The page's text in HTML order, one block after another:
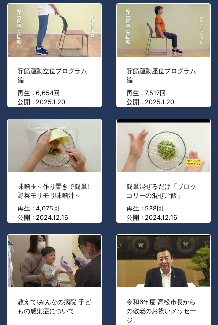
貯筋運動立位プログラム
編
再生 : 6,654回
公開 : 2025.1.20
貯筋運動座位プログラム
編
再生 : 7,517回
公開 : 2025.1.20
味噌玉～作り置きで簡単!
野菜モリモリ味噌汁～
再生 : 4,075回
公開 : 2024.12.16
簡単混ぜるだけ「ブロッ
コリーの混ぜご飯」
再生 : 538回
公開 : 2024.12.16
教えて!みんなの病院 子ど
もの感染症について
令和6年度 高松市長から
の敬老のお祝いメッセー
ジ